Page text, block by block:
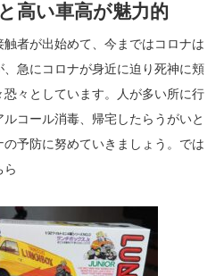
高い車高が魅力的
者が出始めて、今まではコロナは
急にコロナが身近に迫り死神に頬
々としています。人が多い所に行
コール消毒、帰宅したらうがいと
予防に努めていきましょう。では
ら